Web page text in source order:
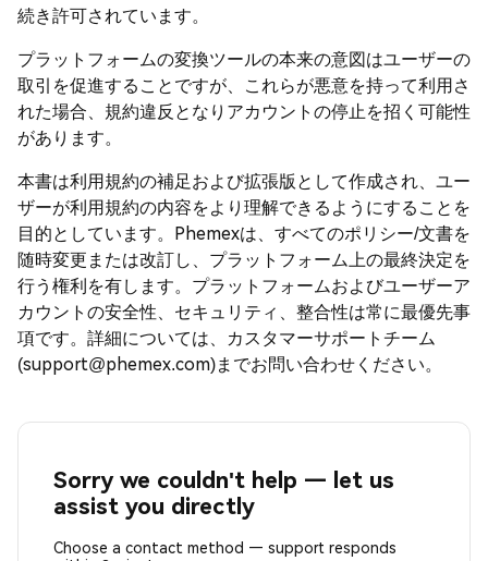
続き許可されています。
プラットフォームの変換ツールの本来の意図はユーザーの
取引を促進することですが、これらが悪意を持って利用さ
れた場合、規約違反となりアカウントの停止を招く可能性
があります。
本書は利用規約の補足および拡張版として作成され、ユー
ザーが利用規約の内容をより理解できるようにすることを
目的としています。Phemexは、すべてのポリシー/文書を
随時変更または改訂し、プラットフォーム上の最終決定を
行う権利を有します。プラットフォームおよびユーザーア
カウントの安全性、セキュリティ、整合性は常に最優先事
項です。詳細については、カスタマーサポートチーム
(support@phemex.com)までお問い合わせください。
Sorry we couldn't help — let us
assist you directly
Choose a contact method — support responds